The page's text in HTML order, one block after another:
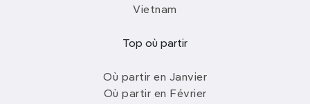
Vietnam
Top où partir
Où partir en Janvier
Où partir en Février